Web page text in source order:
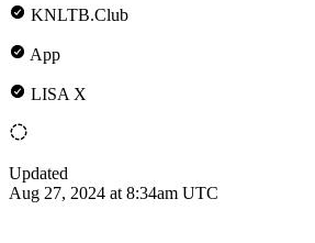
KNLTB.Club
App
LISA X
Updated
Aug 27, 2024 at 8:34am UTC